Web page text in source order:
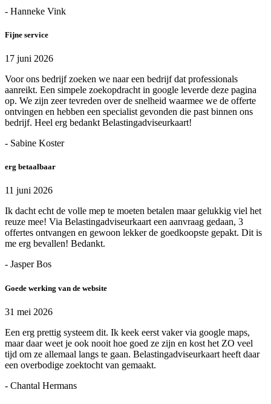
- Hanneke Vink
Fijne service
17 juni 2026
Voor ons bedrijf zoeken we naar een bedrijf dat professionals
aanreikt. Een simpele zoekopdracht in google leverde deze pagina
op. We zijn zeer tevreden over de snelheid waarmee we de offerte
ontvingen en hebben een specialist gevonden die past binnen ons
bedrijf. Heel erg bedankt Belastingadviseurkaart!
- Sabine Koster
erg betaalbaar
11 juni 2026
Ik dacht echt de volle mep te moeten betalen maar gelukkig viel het
reuze mee! Via Belastingadviseurkaart een aanvraag gedaan, 3
offertes ontvangen en gewoon lekker de goedkoopste gepakt. Dit is
me erg bevallen! Bedankt.
- Jasper Bos
Goede werking van de website
31 mei 2026
Een erg prettig systeem dit. Ik keek eerst vaker via google maps,
maar daar weet je ook nooit hoe goed ze zijn en kost het ZO veel
tijd om ze allemaal langs te gaan. Belastingadviseurkaart heeft daar
een overbodige zoektocht van gemaakt.
- Chantal Hermans